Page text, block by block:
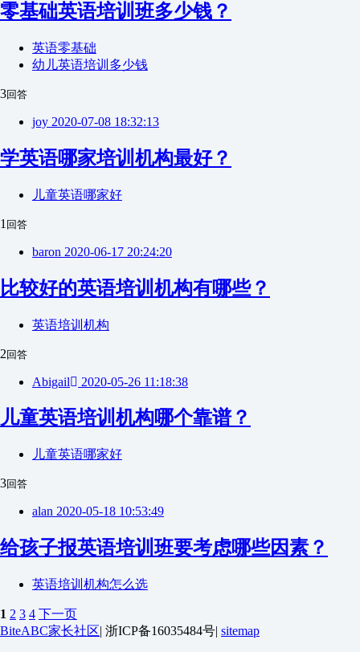
零基础英语培训班多少钱？
英语零基础
幼儿英语培训多少钱
3回答
joy 2020-07-08 18:32:13
学英语哪家培训机构最好？
儿童英语哪家好
1 回答
baron 2020-06-17 20:24:20
比较好的英语培训机构有哪些？
英语培训机构
2回答
Abigail 2020-05-26 11:18:38
儿童英语培训机构哪个靠谱？
儿童英语哪家好
3回答
alan 2020-05-18 10:53:49
给孩子报英语培训班要考虑哪些因素？
英语培训机构怎么选
1 2 3 4 下一页
BiteABC家长社区| 浙ICP备16035484号| sitemap